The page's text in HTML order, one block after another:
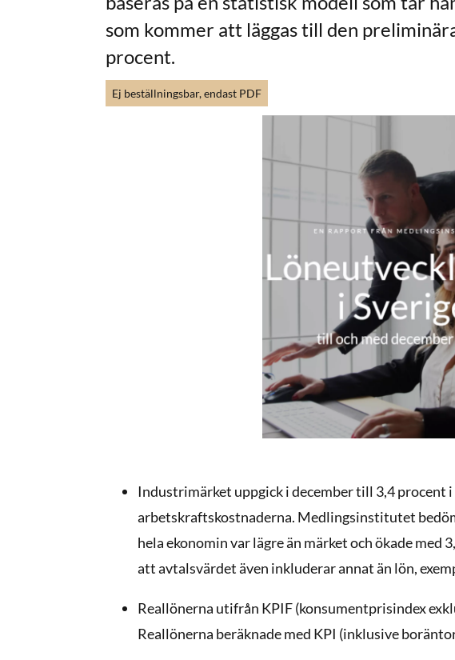
som kommer att läggas till den
procent.
Ej beställningsbar, endast PDF
Industrimärket uppgick i december till 3,4
arbetskraftskostnaderna. Medlingsinstitutet
hela ekonomin var lägre än märket och ökade med
att avtalsvärdet även inkluderar annat än lön,
Reallönerna utifrån KPIF (konsumentprisindex
Reallönerna beräknade med KPI (inklusive